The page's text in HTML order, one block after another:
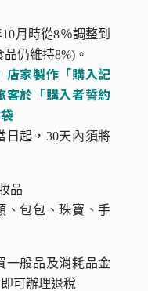
月時從8％調整到
仍維持8%)。
店家製作「購入記
客於「購入者誓約
日起，30天內須將
品
、包包、珠寶、手
一般品及消耗品金
可辦理退稅